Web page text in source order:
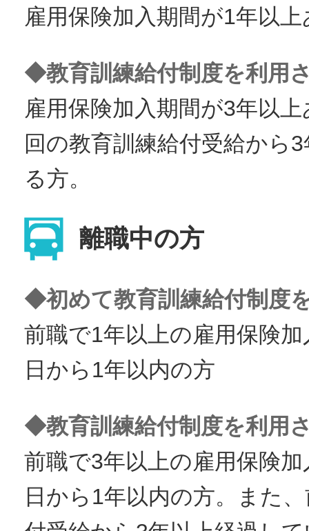
雇用保険加入期間が1年以
◆教育訓練給付制度を利用
雇用保険加入期間が3年以
回の教育訓練給付受給から
る方。
離職中の方
◆初めて教育訓練給付制度
前職で1年以上の雇用保険
日から1年以内の方
◆教育訓練給付制度を利用
前職で3年以上の雇用保険
日から1年以内の方。また